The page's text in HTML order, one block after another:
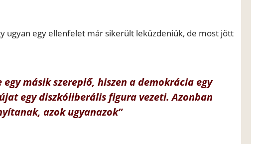
ugyan egy ellenfelet már sikerült leküzdeniük, de most jött
másik szereplő, hiszen a demokrácia egy
egy diszkóliberális figura vezeti. Azonban
azok ugyanazok”